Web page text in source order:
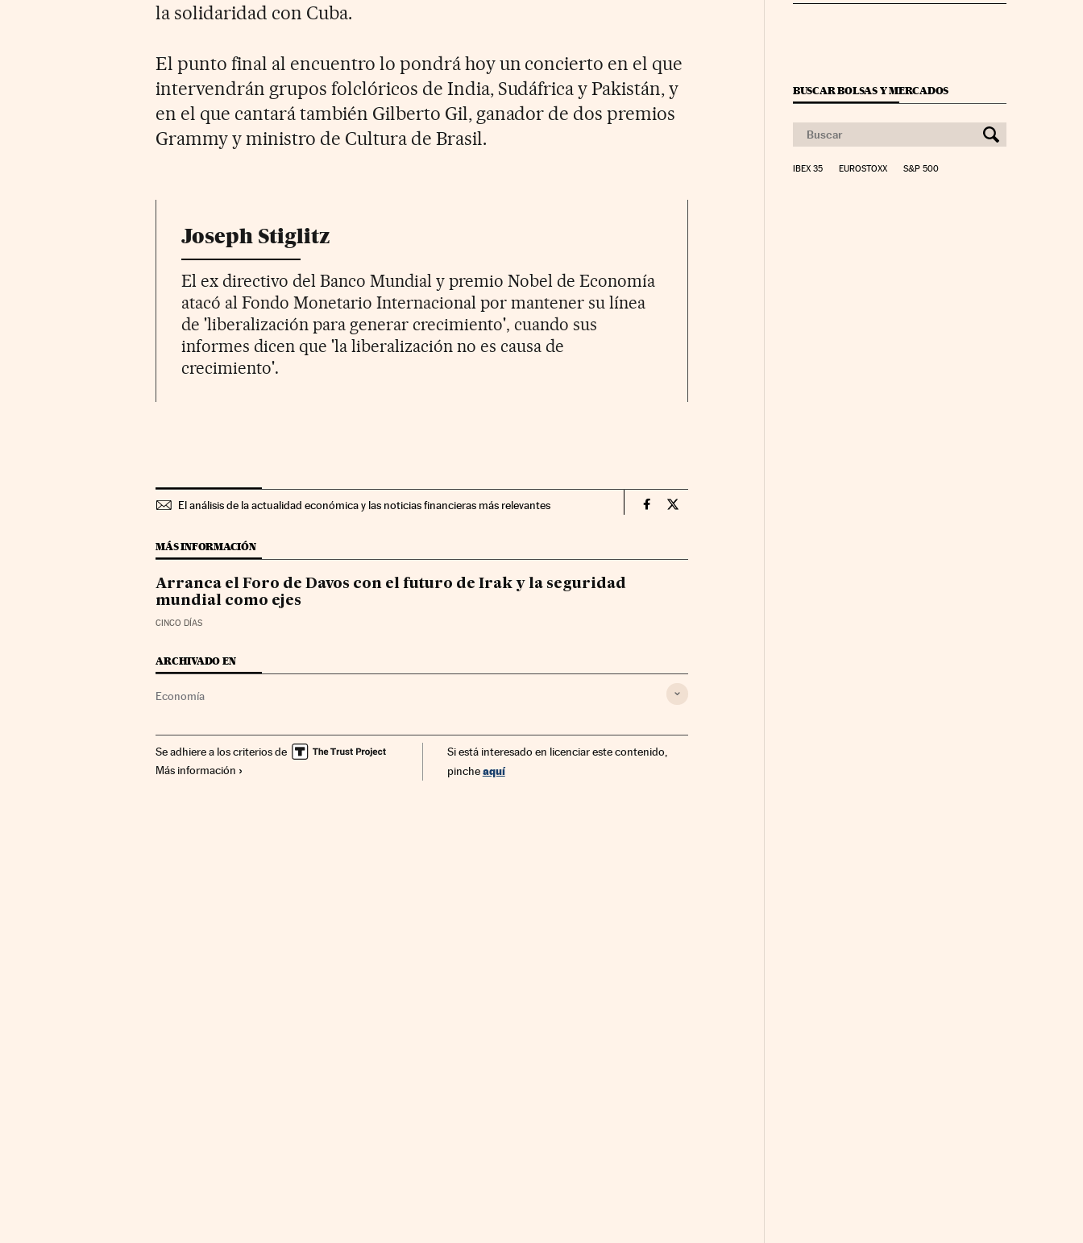
la solidaridad con Cuba.
El punto final al encuentro lo pondrá hoy un concierto en el que
intervendrán grupos folclóricos de India, Sudáfrica y Pakistán, y
en el que cantará también Gilberto Gil, ganador de dos premios
Grammy y ministro de Cultura de Brasil.
Joseph Stiglitz
El ex directivo del Banco Mundial y premio Nobel de Economía
atacó al Fondo Monetario Internacional por mantener su línea
de 'liberalización para generar crecimiento', cuando sus
informes dicen que 'la liberalización no es causa de
crecimiento'.
El análisis de la actualidad económica y las noticias financieras más relevantes Economia Cinco Días en Facebook
Economia Cinco Días en Twitter
MÁS INFORMACIÓN
Arranca el Foro de Davos con el futuro de Irak y la seguridad
mundial como ejes
CINCO DÍAS
ARCHIVADO EN
Economía
Se adhiere a los criterios de
Más información
Si está interesado en licenciar este contenido,
pincheaquí
BUSCAR BOLSAS Y MERCADOS
IBEX 35 EUROSTOXX S&P 500